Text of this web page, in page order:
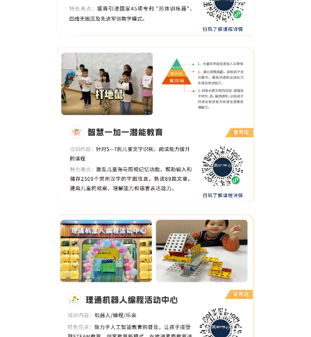
申请免费体验
0/4
立即申请